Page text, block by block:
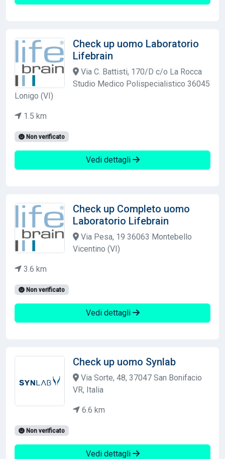
Check up uomo Laboratorio
Lifebrain
Via C. Battisti, 170/D c/o La Rocca
Studio Medico Polispecialistico 36045
Lonigo (VI)
1.5 km
Non verificato
Vedi dettagli
Check up Completo uomo
Laboratorio Lifebrain
Via Pesa, 19 36063 Montebello
Vicentino (VI)
3.6 km
Non verificato
Vedi dettagli
Check up uomo Synlab
Via Sorte, 48, 37047 San Bonifacio
VR, Italia
6.6 km
Non verificato
Vedi dettagli